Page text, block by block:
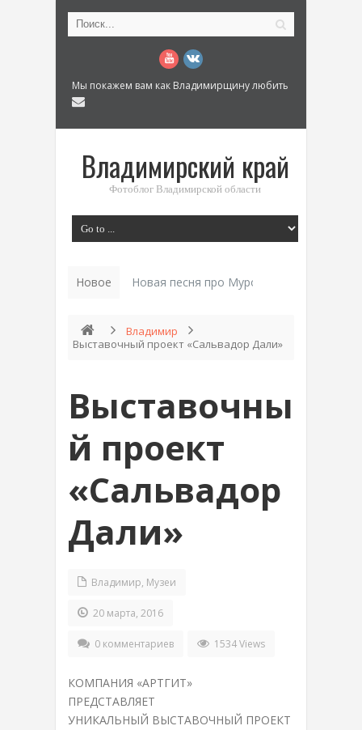
Мы покажем вам как Владимирщину любить
Владимирский край
Фотоблог Владимирской области
Новое Новая песня про Муром: «Былинный
Владимир
Выставочный проект «Сальвадор Дали»
Выставочны
й проект
«Сальвадор
Дали»
Владимир, Музеи
20 марта, 2016
0 комментариев 1534 Views
КОМПАНИЯ «АРТГИТ»
ПРЕДСТАВЛЯЕТ
УНИКАЛЬНЫЙ ВЫСТАВОЧНЫЙ ПРОЕКТ